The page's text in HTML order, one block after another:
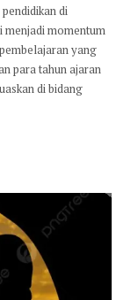
di
menjadi momentum
yang
para tahun ajaran
di bidang